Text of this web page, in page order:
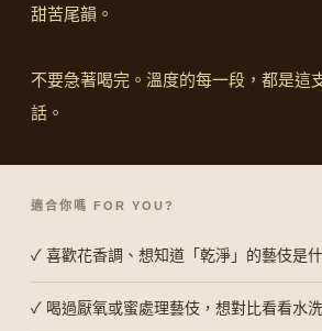
甜苦尾韻。
不要急著喝完。溫度的每一段，都是這
話。
適合你嗎 FOR YOU?
✓ 喜歡花香調、想知道「乾淨」的藝伎是
✓ 喝過厭氧或蜜處理藝伎，想對比看看水